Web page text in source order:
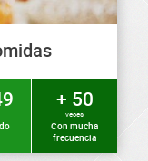
+ 50
veces
Con mucha
frecuencia